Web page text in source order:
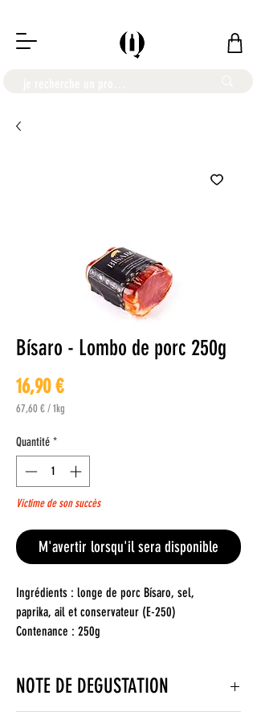
Bísaro - Lombo de porc 250g
16,90 €Prix
67,60 €/1kg
pour
1
Kilogramme
Quantité *
Victime de son succès
M'avertir lorsqu'il sera disponible
Ingrédients : longe de porc Bísaro, sel,
paprika, ail et conservateur (E-250)
Contenance : 250g
jambons, épaules, charcuterie et viande à partir
de ce Porc Noir de Trás-os-Montes, situé dans le
NOTE DE DEGUSTATION